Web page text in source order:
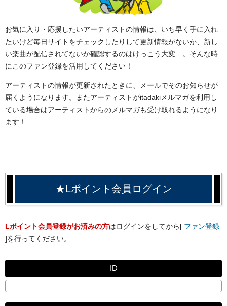
お気に入り・応援したいアーティストの情報は、いち早く手に入れ
たいけど毎日サイトをチェックしたりして更新情報がないか、新し
い楽曲が配信されてないか確認するのはけっこう大変…。そんな時
にこのファン登録を活用してください！
アーティストの情報が更新されたときに、メールでそのお知らせが
届くようになります。またアーティストがitadakiメルマガを利用し
ている場合はアーティストからのメルマガも受け取れるようになり
ます！
★Lポイント会員ログイン
Lポイント会員登録がお済みの方はログインをしてから[ ファン登録
]を行ってください。
ID